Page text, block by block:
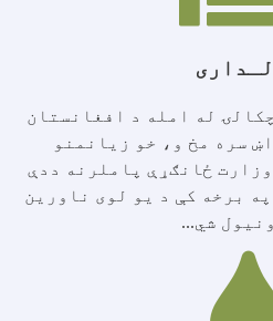
د وچکالۍ له امله د افغانستان
سره مخ و، خو زیانمنو
ځانګړې پاملرنه ددې
برخه کې د یو لوی ناورین
شي...